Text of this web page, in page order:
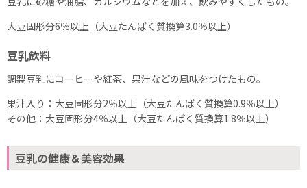
大豆固形分6％以上（大豆たんぱく質換算3.0％以上）
豆乳飲料
調製豆乳にコーヒーや紅茶、果汁などの風味をつけたもの。
果汁入り：大豆固形分2％以上（大豆たんぱく質換算0.9％以上）
その他：大豆固形分4％以上（大豆たんぱく質換算1.8％以上）
豆乳の健康＆美容効果